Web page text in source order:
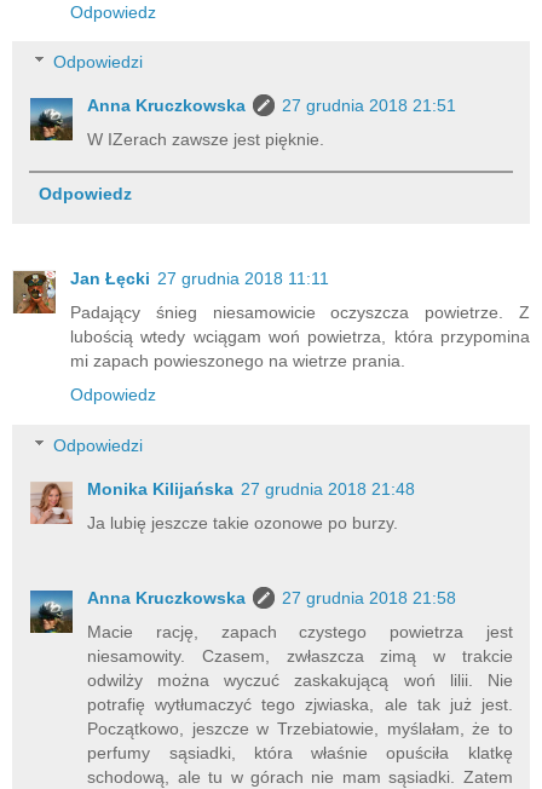
Odpowiedz
Odpowiedzi
Anna Kruczkowska
27 grudnia 2018 21:51
W IZerach zawsze jest pięknie.
Odpowiedz
Jan Łęcki 27 grudnia 2018 11:11
Padający śnieg niesamowicie oczyszcza powietrze. Z
lubością wtedy wciągam woń powietrza, która przypomina
mi zapach powieszonego na wietrze prania.
Odpowiedz
Odpowiedzi
Monika Kilijańska 27 grudnia 2018 21:48
Ja lubię jeszcze takie ozonowe po burzy.
Anna Kruczkowska
27 grudnia 2018 21:58
Macie rację, zapach czystego powietrza jest
niesamowity. Czasem, zwłaszcza zimą w trakcie
odwilży można wyczuć zaskakującą woń lilii. Nie
potrafię wytłumaczyć tego zjwiaska, ale tak już jest.
Początkowo, jeszcze w Trzebiatowie, myślałam, że to
perfumy sąsiadki, która właśnie opuściła klatkę
schodową, ale tu w górach nie mam sąsiadki. Zatem